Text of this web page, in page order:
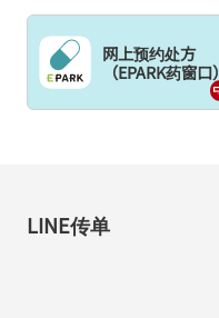
网上预约处方
（EPARK药窗口）
LINE传单